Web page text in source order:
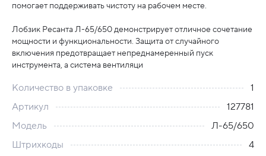
помогает поддерживать чистоту на рабочем месте.
Лобзик Ресанта Л-65/650 демонстрирует отличное сочетание
мощности и функциональности. Защита от случайного
включения предотвращает непреднамеренный пуск
инструмента, а система вентиляци
Количество в упаковке
1
Артикул
127781
Модель
Л-65/650
Штрихкоды
4